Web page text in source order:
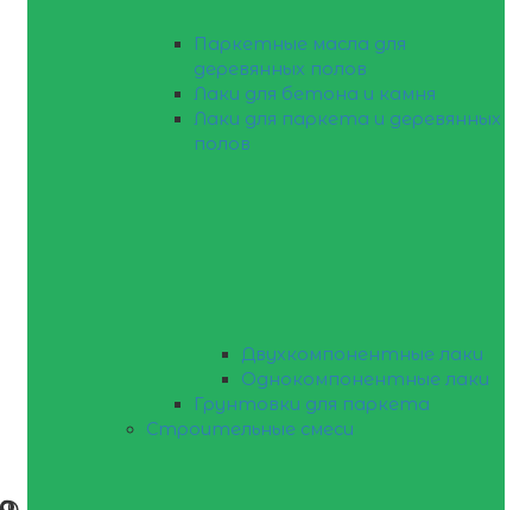
Паркетные масла для
деревянных полов
Лаки для бетона и камня
Лаки для паркета и деревянных
полов
Двухкомпонентные лаки
Однокомпонентные лаки
Грунтовки для паркета
Строительные смеси